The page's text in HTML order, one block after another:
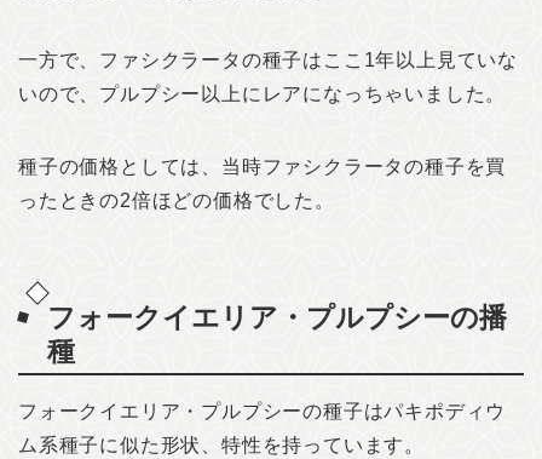
一方で、ファシクラータの種子はここ1年以上見ていな
いので、プルプシー以上にレアになっちゃいました。
種子の価格としては、当時ファシクラータの種子を買
ったときの2倍ほどの価格でした。
フォークイエリア・プルプシーの播
種
フォークイエリア・プルプシーの種子はパキポディウ
ム系種子に似た形状、特性を持っています。